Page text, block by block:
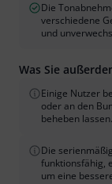
Die
verschiedene
und
Was Sie
Einige Nutzer
oder an den
beheben lassen.
Die
funktionsfähig,
um eine